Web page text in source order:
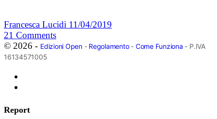
Francesca Lucidi 11/04/2019
21 Comments
© 2026 - Edizioni Open- Regolamento- Come Funziona - P.IVA
16134571005
Report